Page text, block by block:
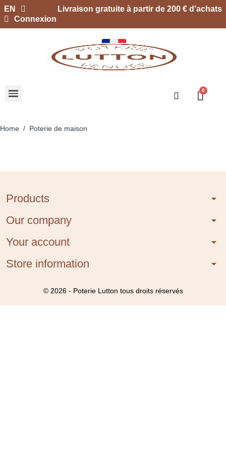
EN
Livraison gratuite à partir de 200 € d'achats
Connexion
Home Poterie de maison
Products arrow_drop_down
Our company arrow_drop_down
Your account arrow_drop_down
Store information arrow_drop_down
© 2026 - Poterie Lutton tous droits réservés